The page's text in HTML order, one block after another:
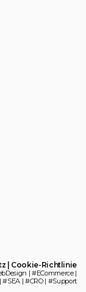
Cookie-Richtlinie
| #ECommerce |
#SEA | #CRO | #Support